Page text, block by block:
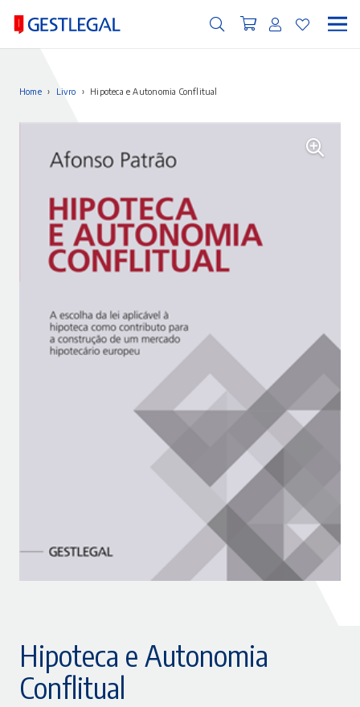
Home › Livro › Hipoteca e Autonomia Conflitual
Hipoteca e Autonomia
Conflitual